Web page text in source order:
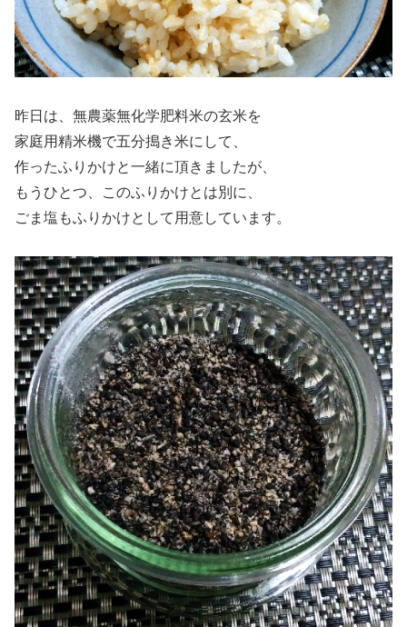
昨日は、無農薬無化学肥料米の玄米を
家庭用精米機で五分搗き米にして、
作ったふりかけと一緒に頂きましたが、
もうひとつ、このふりかけとは別に、
ごま塩もふりかけとして用意しています。